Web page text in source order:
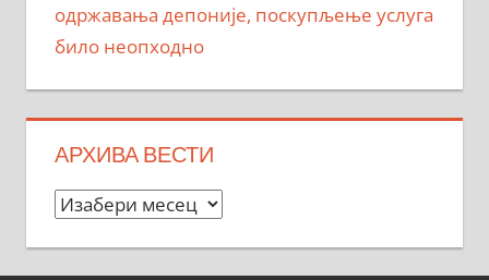
одржавања депоније, поскупљење услуга
било неопходно
АРХИВА ВЕСТИ
Архива